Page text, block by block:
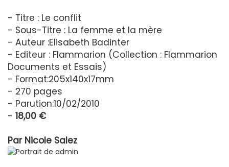
- Titre : Le conflit
- Sous-Titre : La femme et la mère
- Auteur :Elisabeth Badinter
- Editeur : Flammarion (Collection : Flammarion
Documents et Essais)
- Format:205x140x17mm
- 270 pages
- Parution:10/02/2010
- 18,00 €
Par Nicole Salez